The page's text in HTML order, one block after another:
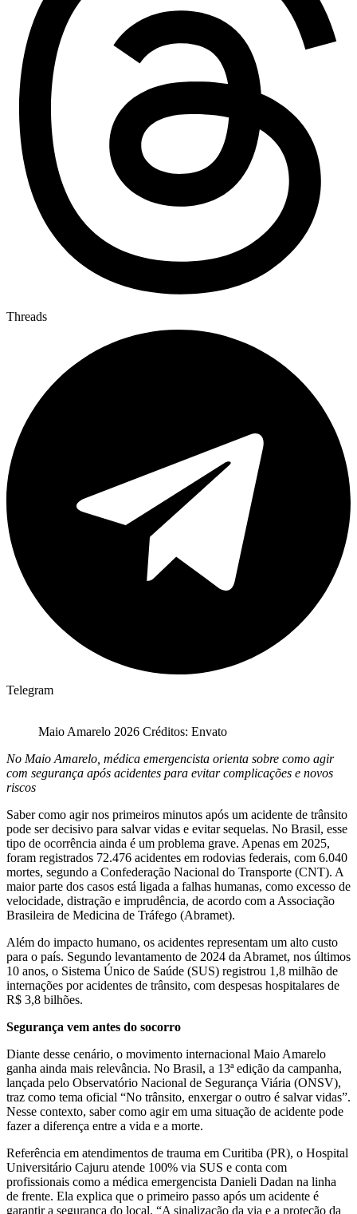
Threads
Telegram
Maio Amarelo 2026 Créditos: Envato
No Maio Amarelo, médica emergencista orienta sobre como agir
com segurança após acidentes para evitar complicações e novos
riscos
Saber como agir nos primeiros minutos após um acidente de trânsito
pode ser decisivo para salvar vidas e evitar sequelas. No Brasil, esse
tipo de ocorrência ainda é um problema grave. Apenas em 2025,
foram registrados 72.476 acidentes em rodovias federais, com 6.040
mortes, segundo a Confederação Nacional do Transporte (CNT). A
maior parte dos casos está ligada a falhas humanas, como excesso de
velocidade, distração e imprudência, de acordo com a Associação
Brasileira de Medicina de Tráfego (Abramet).
Além do impacto humano, os acidentes representam um alto custo
para o país. Segundo levantamento de 2024 da Abramet, nos últimos
10 anos, o Sistema Único de Saúde (SUS) registrou 1,8 milhão de
internações por acidentes de trânsito, com despesas hospitalares de
R$ 3,8 bilhões.
Segurança vem antes do socorro
Diante desse cenário, o movimento internacional Maio Amarelo
ganha ainda mais relevância. No Brasil, a 13ª edição da campanha,
lançada pelo Observatório Nacional de Segurança Viária (ONSV),
traz como tema oficial “No trânsito, enxergar o outro é salvar vidas”.
Nesse contexto, saber como agir em uma situação de acidente pode
fazer a diferença entre a vida e a morte.
Referência em atendimentos de trauma em Curitiba (PR), o Hospital
Universitário Cajuru atende 100% via SUS e conta com
profissionais como a médica emergencista Danieli Dadan na linha
de frente. Ela explica que o primeiro passo após um acidente é
garantir a segurança do local. “A sinalização da via e a proteção da